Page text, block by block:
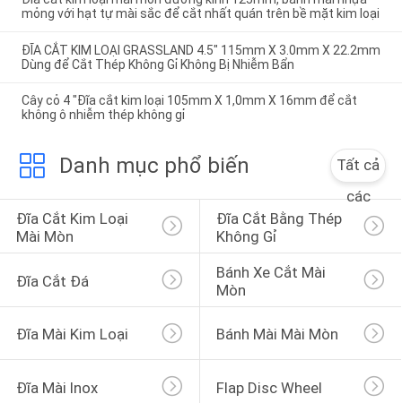
mỏng với hạt tự mài sắc để cắt nhất quán trên bề mặt kim loại
ĐĨA CẮT KIM LOẠI GRASSLAND 4.5" 115mm X 3.0mm X 22.2mm
Dùng để Cắt Thép Không Gỉ Không Bị Nhiễm Bẩn
Cây cỏ 4 "Đĩa cắt kim loại 105mm X 1,0mm X 16mm để cắt
không ô nhiễm thép không gỉ
Danh mục phổ biến
Tất cả
các
Đĩa Cắt Kim Loại
Mài Mòn
Đĩa Cắt Bằng Thép
Không Gỉ
Đĩa Cắt Đá
Bánh Xe Cắt Mài
Mòn
Đĩa Mài Kim Loại Bánh Mài Mài Mòn
Đĩa Mài Inox Flap Disc Wheel